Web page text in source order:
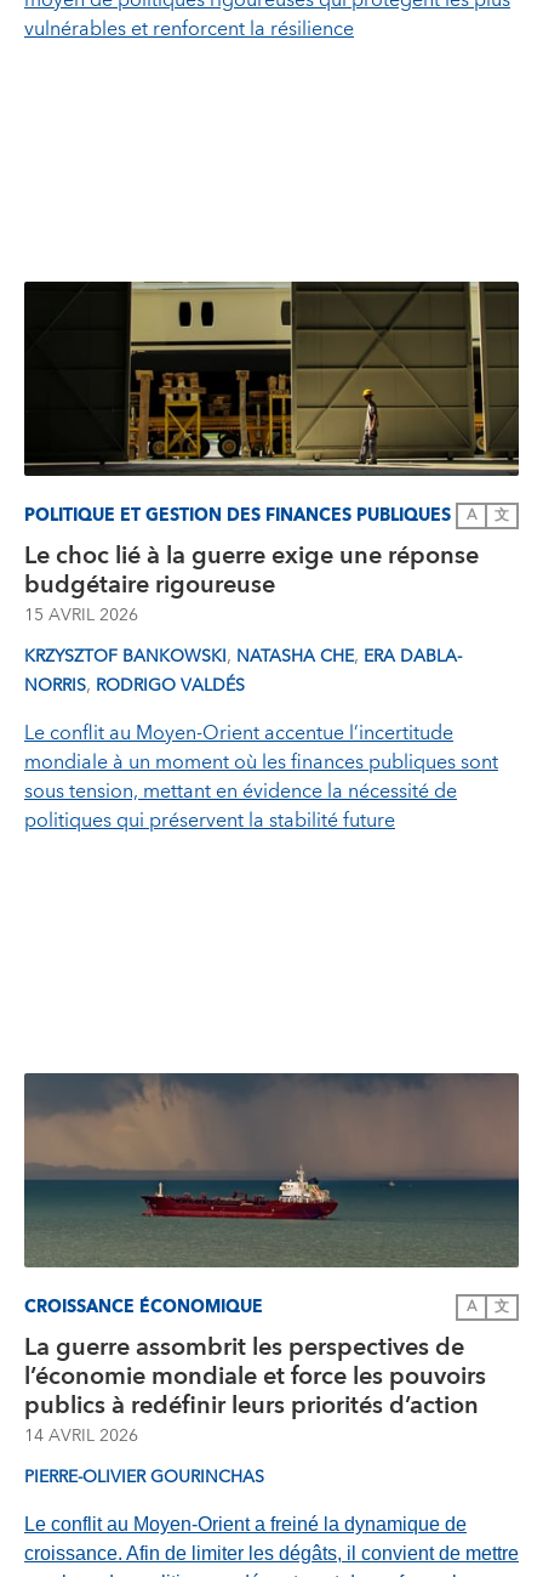
vulnérables et renforcent la résilience
POLITIQUE ET GESTION DES FINANCES PUBLIQUES A 文
Le choc lié à la guerre exige une réponse
budgétaire rigoureuse
15 AVRIL 2026
KRZYSZTOF BANKOWSKI, NATASHA CHE, ERA DABLA-
NORRIS, RODRIGO VALDÉS
Le conflit au Moyen‑Orient accentue l’incertitude
mondiale à un moment où les finances publiques sont
sous tension, mettant en évidence la nécessité de
politiques qui préservent la stabilité future
CROISSANCE ÉCONOMIQUE A 文
La guerre assombrit les perspectives de
l’économie mondiale et force les pouvoirs
publics à redéfinir leurs priorités d’action
14 AVRIL 2026
PIERRE-OLIVIER GOURINCHAS
Le conflit au Moyen-Orient a freiné la dynamique de
croissance. Afin de limiter les dégâts, il convient de mettre